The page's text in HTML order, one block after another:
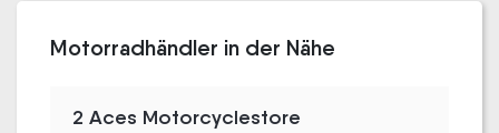
Motorradhändler in der Nähe
2 Aces Motorcyclestore